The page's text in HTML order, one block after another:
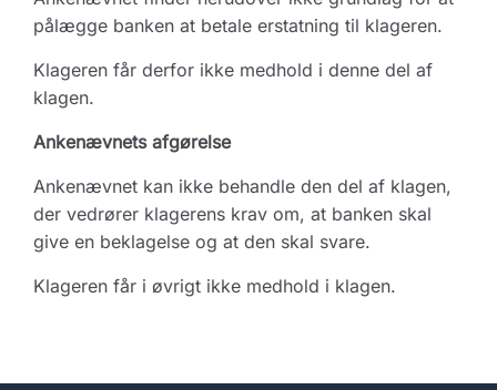
pålægge banken at betale erstatning til klageren.
Klageren får derfor ikke medhold i denne del af
klagen.
Ankenævnets afgørelse
Ankenævnet kan ikke behandle den del af klagen,
der vedrører klagerens krav om, at banken skal
give en beklagelse og at den skal svare.
Klageren får i øvrigt ikke medhold i klagen.